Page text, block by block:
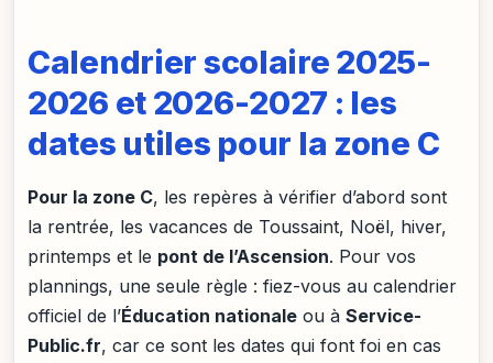
Calendrier scolaire 2025-
2026 et 2026-2027 : les
dates utiles pour la zone C
Pour la zone C, les repères à vérifier d’abord sont
la rentrée, les vacances de Toussaint, Noël, hiver,
printemps et le pont de l’Ascension. Pour vos
plannings, une seule règle : fiez-vous au calendrier
officiel de l’Éducation nationale ou à Service-
Public.fr, car ce sont les dates qui font foi en cas